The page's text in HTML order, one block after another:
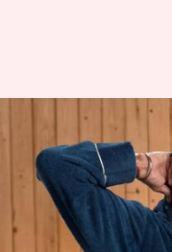
Ravi Sastri;
కోసమేనా
Stalin Apr 10, 2024